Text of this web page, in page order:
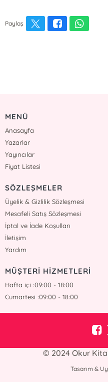
Paylaş
MENÜ
Anasayfa
Yazarlar
Yayıncılar
Fiyat Listesi
SÖZLEŞMELER
Üyelik & Gizlilik Sözleşmesi
Mesafeli Satış Sözleşmesi
İptal ve İade Koşulları
İletişim
Yardım
MÜŞTERİ HİZMETLERİ
Hafta içi :09:00 - 18:00
Cumartesi :09:00 - 18:00
© 2024 Okur
Tasarım &